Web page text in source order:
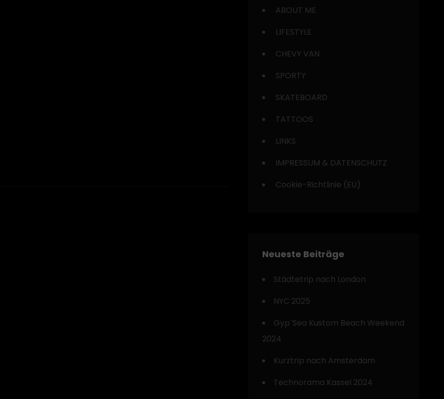
ABOUT ME
LIFESTYLE
CHEVY VAN
SPORTY
SKATEBOARD
TATTOOS
LINKS
IMPRESSUM & DATENSCHUTZ
Cookie-Richtlinie (EU)
Neueste Beiträge
Städtetrip nach London
NYC 2025
Gyp`Sea Kustom Beach Weekend
2024
Kurztrip nach Amsterdam
Technorama Kassel 2024